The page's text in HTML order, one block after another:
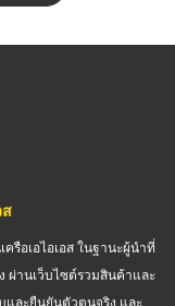
รือเอไอเอส ในฐานะผู้นำที่
านเว็บไซต์รวมสินค้าและ
และยืนยันตัวตนจริง และ